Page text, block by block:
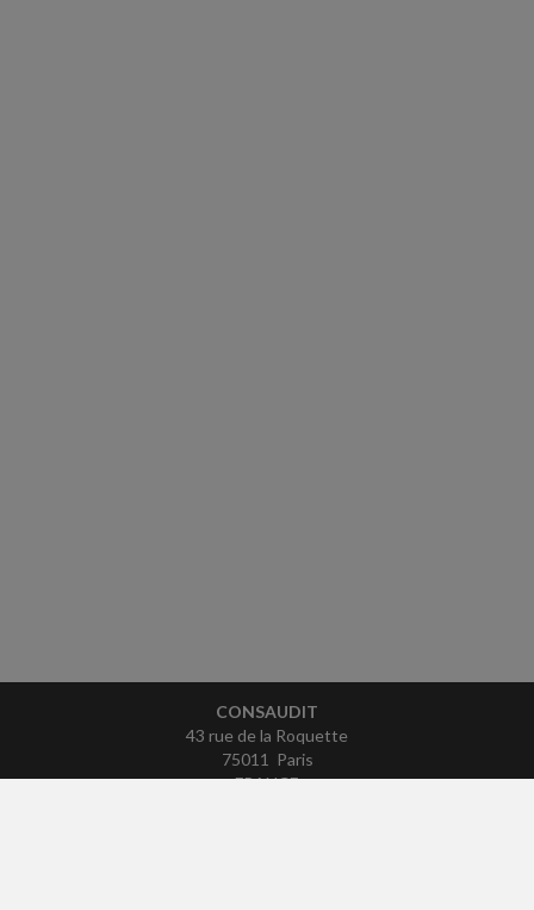
CONSAUDIT
43 rue de la Roquette
75011 Paris
FRANCE